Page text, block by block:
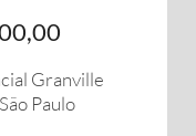
Granville
Paulo